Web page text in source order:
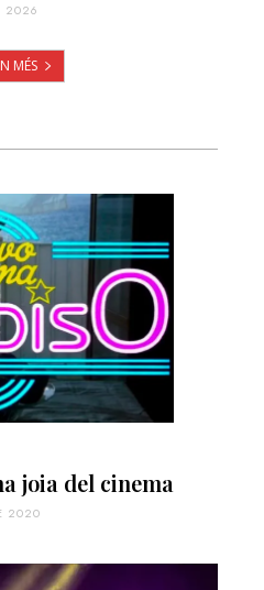
2026
MÉS
joia del cinema
2020